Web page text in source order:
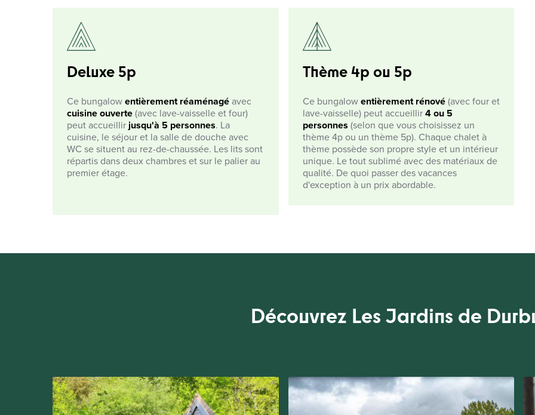
Deluxe 5p
Ce bungalow entièrement réaménagé avec
cuisine ouverte (avec lave-vaisselle et four)
peut accueillir jusqu'à 5 personnes. La
cuisine, le séjour et la salle de douche avec
WC se situent au rez-de-chaussée. Les lits sont
répartis dans deux chambres et sur le palier au
premier étage.
Thème 4p ou 5p
Ce bungalow entièrement rénové(avec four et
lave-vaisselle) peut accueillir 4 ou 5
personnes (selon que vous choisissez un
thème 4p ou un thème 5p). Chaque chalet à
thème possède son propre style et un intérieur
unique. Le tout sublimé avec des matériaux de
qualité. De quoi passer des vacances
d'exception à un prix abordable.
Découvrez Les Jardins de